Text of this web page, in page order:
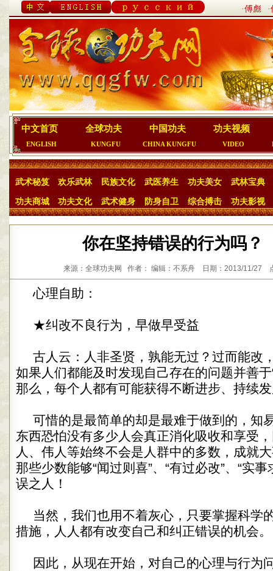
·傅彪
中文首页
ENGLISH
全球功夫
KUNGFU
中国功夫
CHINA KUNGFU
功夫视频
VIDEO
武术秘笈 欢乐武林 民族文化 武医养生 功夫美女 武林宝典
功夫商城 功夫文化 武术健身 防身自卫 综合搏击 功夫影视
你在坚持错误的行为吗？
来源：全球功夫网 作者： 编辑：不系舟 日期：2013/11/27
心理自助：
★纠改不良行为，早做早受益
古人云：人非圣贤，孰能无过？过而能改
如果人们都能及时发现自己存在的问题并善于
那么，每个人都有可能获得不断进步、持续
可惜的是最简单的却是最难于做到的，知
东西恐怕没有多少人会真正消化吸收和享受
人、伟人等始终不会是人群中的多数，成就
那些少数能够“闻过则喜”、“有过必改”、“实
误之人！
当然，我们也用不着灰心，只要掌握科学
措施，人人都有改变自己和纠正错误的机会。
因此，从现在开始，对自己的心理与行为